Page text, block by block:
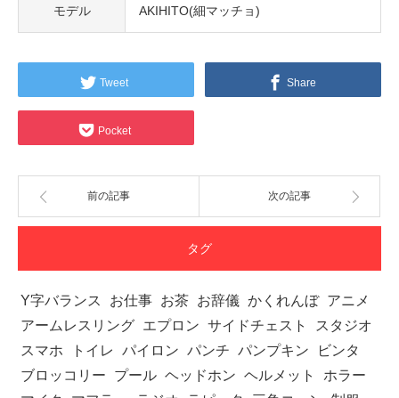
モデル AKIHITO(細マッチョ)
Tweet Share
Pocket
前の記事 次の記事
タグ
Y字バランス お仕事 お茶 お辞儀 かくれんぼ アニメ
アームレスリング エプロン サイドチェスト
スタジオ
スマホ
トイレ パイロン パンチ パンプキン
ビンタ
ブロッコリー
プール ヘッドホン ヘルメット
ホラー